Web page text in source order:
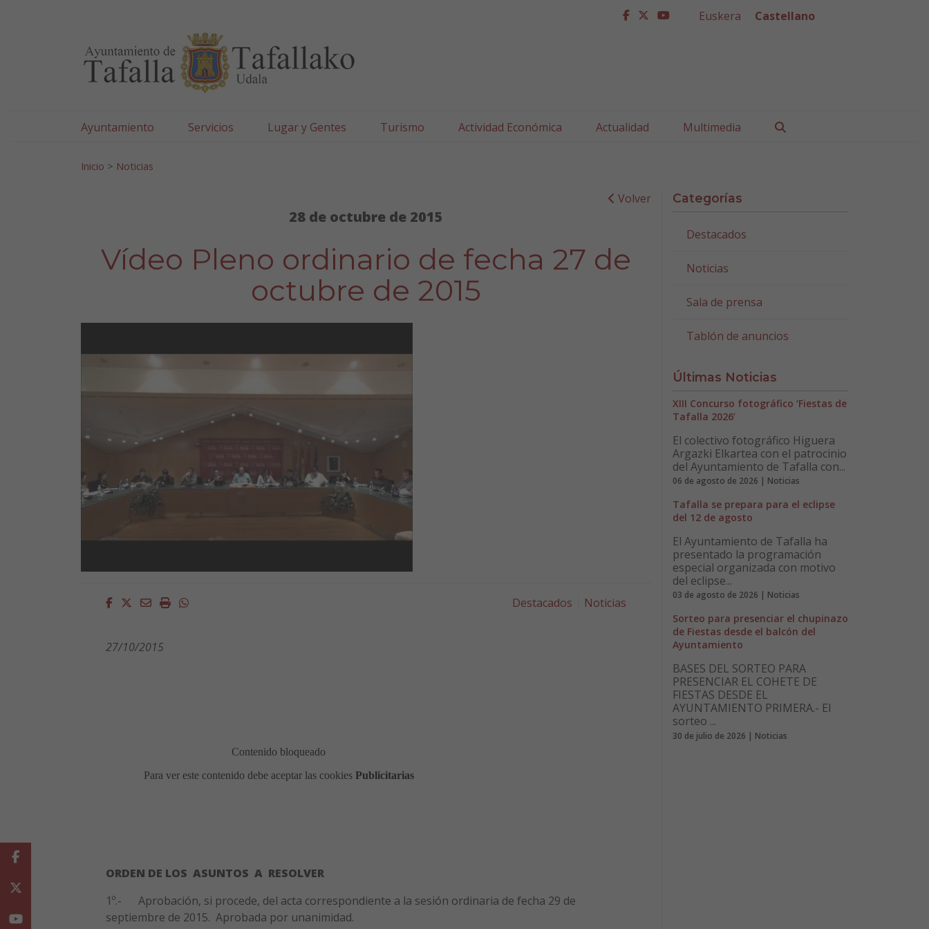
facebook
twitter
youtube
Euskera Castellano
Ayuntamiento Servicios Lugar y Gentes Turismo Actividad Económica Actualidad Multimedia
Inicio > Noticias
Volver
28 de octubre de 2015
Vídeo Pleno ordinario de fecha 27 de
octubre de 2015
Facebook
Twitter
EmailImprimirWhatsapp Destacados Noticias
27/10/2015
ORDEN DE LOS ASUNTOS A RESOLVER
1º.- Aprobación, si procede, del acta correspondiente a la sesión ordinaria de fecha 29 de
septiembre de 2015. Aprobada por unanimidad.
Categorías
Destacados
Noticias
Sala de prensa
Tablón de anuncios
Últimas Noticias
XIII Concurso fotográfico ‘Fiestas de
Tafalla 2026’
El colectivo fotográfico Higuera
Argazki Elkartea con el patrocinio
del Ayuntamiento de Tafalla con...
06 de agosto de 2026 | Noticias
Tafalla se prepara para el eclipse
del 12 de agosto
El Ayuntamiento de Tafalla ha
presentado la programación
especial organizada con motivo
del eclipse...
03 de agosto de 2026 | Noticias
Sorteo para presenciar el chupinazo
de Fiestas desde el balcón del
Ayuntamiento
BASES DEL SORTEO PARA
PRESENCIAR EL COHETE DE
FIESTAS DESDE EL
AYUNTAMIENTO PRIMERA.- El
sorteo ...
30 de julio de 2026 | Noticias
Facebook
Youtube